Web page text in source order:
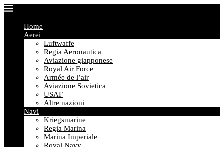
Home
Aerei
Luftwaffe
Regia Aeronautica
Aviazione giapponese
Royal Air Force
Armée de l’air
Aviazione Sovietica
USAF
Altre nazioni
Navi
Kriegsmarine
Regia Marina
Marina Imperiale
Royal Navy